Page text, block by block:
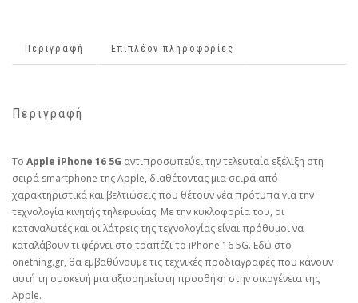
Περιγραφή Επιπλέον πληροφορίες
Περιγραφή
Το Apple iPhone 16 5G αντιπροσωπεύει την τελευταία εξέλιξη στη
σειρά smartphone της Apple, διαθέτοντας μια σειρά από
χαρακτηριστικά και βελτιώσεις που θέτουν νέα πρότυπα για την
τεχνολογία κινητής τηλεφωνίας. Με την κυκλοφορία του, οι
καταναλωτές και οι λάτρεις της τεχνολογίας είναι πρόθυμοι να
καταλάβουν τι φέρνει στο τραπέζι το iPhone 16 5G. Εδώ στο
onething.gr, θα εμβαθύνουμε τις τεχνικές προδιαγραφές που κάνουν
αυτή τη συσκευή μια αξιοσημείωτη προσθήκη στην οικογένεια της
Apple.